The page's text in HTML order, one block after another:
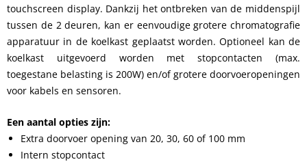
touchscreen display. Dankzij het ontbreken van de middenspijl
tussen de 2 deuren, kan er eenvoudige grotere chromatografie
apparatuur in de koelkast geplaatst worden. Optioneel kan de
koelkast uitgevoerd worden met stopcontacten (max.
toegestane belasting is 200W) en/of grotere doorvoeropeningen
voor kabels en sensoren.
Een aantal opties zijn:
Extra doorvoer opening van 20, 30, 60 of 100 mm
Intern stopcontact